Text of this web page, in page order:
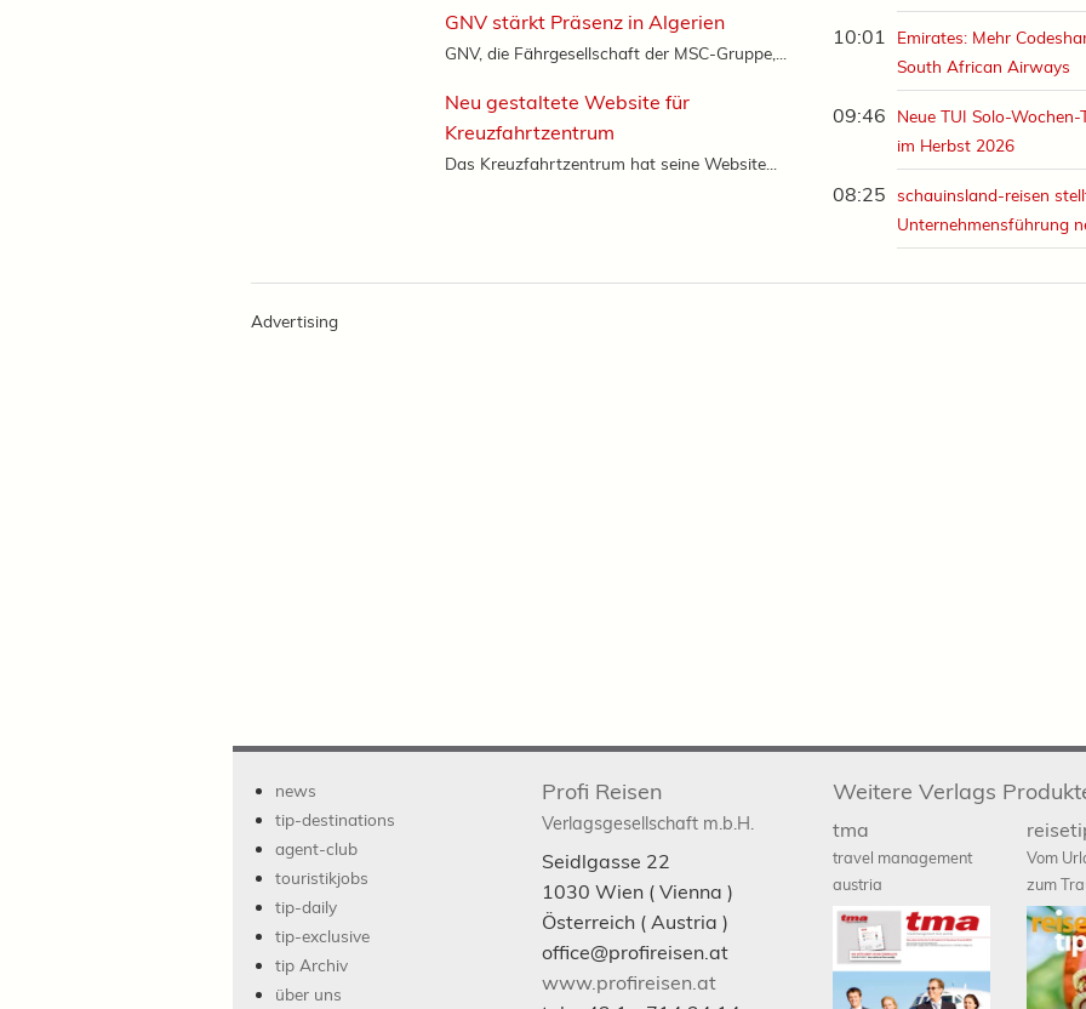
10:01
Emirates: Mehr
South African Airways
09:46
Neue TUI Solo-Wochen-
im Herbst 2026
08:25
schauinsland-reisen
Unternehmensführung
GNV stärkt Präsenz in Algerien
GNV, die Fährgesellschaft der MSC-Gruppe,...
Neu gestaltete Website für
Kreuzfahrtzentrum
Das Kreuzfahrtzentrum hat seine Website...
Advertising
news
tip-destinations
agent-club
touristikjobs
tip-daily
tip-exclusive
tip Archiv
über uns
Profi Reisen
Verlagsgesellschaft m.b.H.
Seidlgasse 22
1030 Wien ( Vienna )
Österreich ( Austria )
office@profireisen.at
www.profireisen.at
Weitere Verlags
tma
travel management
austria
Vom
zum